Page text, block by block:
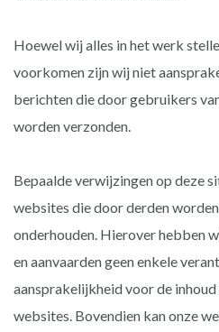
Hoewel wij alles in het werk
voorkomen zijn wij niet
berichten die door gebruikers
worden verzonden.
Bepaalde verwijzingen op deze
websites die door derden
onderhouden. Hierover hebben
en aanvaarden geen enkele
aansprakelijkheid voor de
websites. Bovendien kan onze